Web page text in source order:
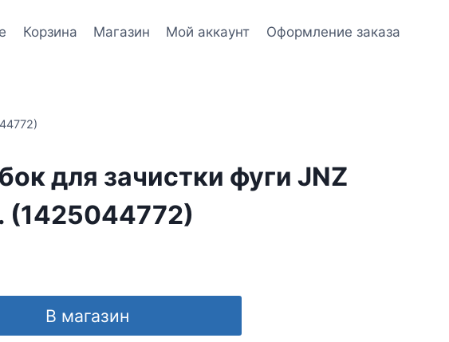
Корзина Магазин Мой аккаунт Оформление заказа
для зачистки фуги JNZ
(1425044772)
В магазин